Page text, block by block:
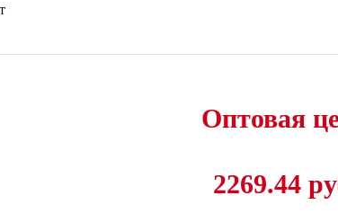
Оптовая
2269.44